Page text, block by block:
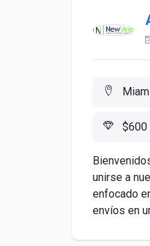
$600
unirse a
enfocado
envíos en